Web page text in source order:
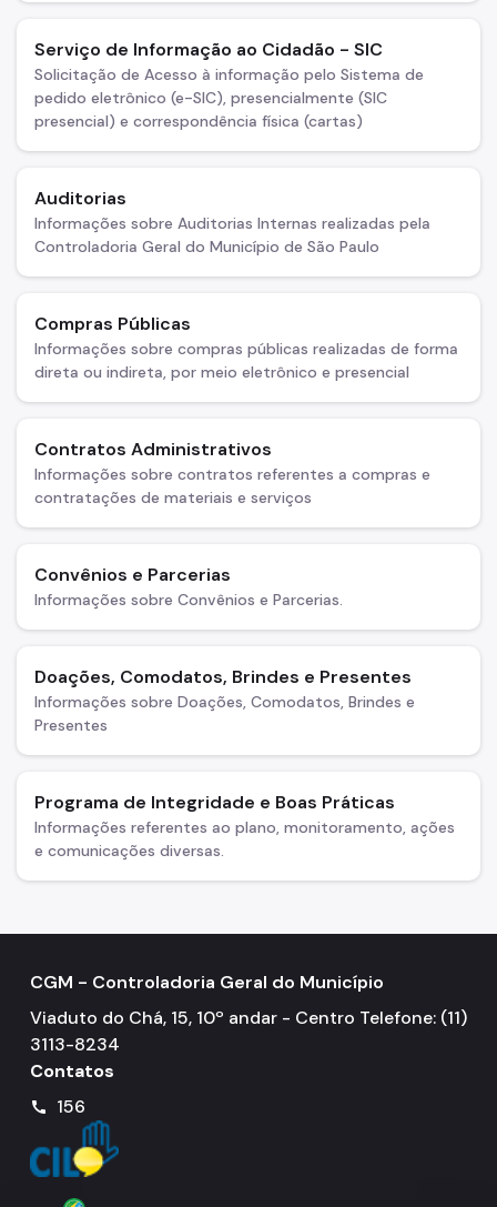
Serviço de Informação ao Cidadão - SIC
Solicitação de Acesso à informação pelo Sistema de
pedido eletrônico (e-SIC), presencialmente (SIC
presencial) e correspondência física (cartas)
Auditorias
Informações sobre Auditorias Internas realizadas pela
Controladoria Geral do Município de São Paulo
Compras Públicas
Informações sobre compras públicas realizadas de forma
direta ou indireta, por meio eletrônico e presencial
Contratos Administrativos
Informações sobre contratos referentes a compras e
contratações de materiais e serviços
Convênios e Parcerias
Informações sobre Convênios e Parcerias.
Doações, Comodatos, Brindes e Presentes
Informações sobre Doações, Comodatos, Brindes e
Presentes
Programa de Integridade e Boas Práticas
Informações referentes ao plano, monitoramento, ações
e comunicações diversas.
CGM - Controladoria Geral do Município
Viaduto do Chá, 15, 10º andar - Centro Telefone: (11)
3113-8234
Contatos
call 156